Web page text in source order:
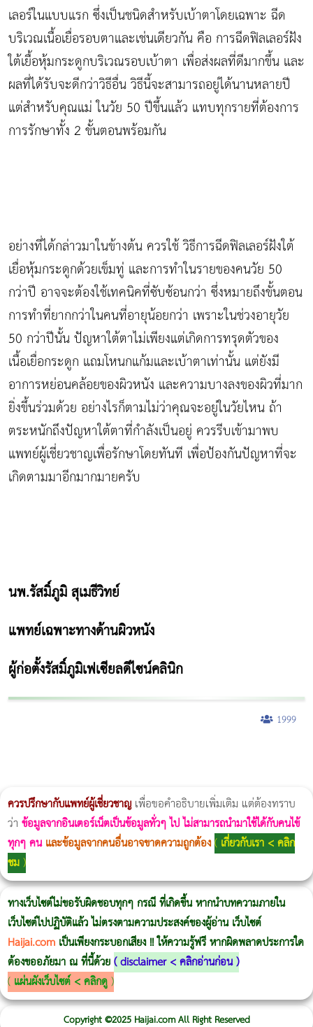
เลอร์ในแบบแรก ซึ่งเป็นชนิดสำหรับเบ้าตาโดยเฉพาะ ฉีด
บริเวณเนื้อเยื่อรอบตาและเช่นเดียวกัน คือ การฉีดฟิลเลอร์ฝัง
ใต้เยื้อหุ้มกระดูกบริเวณรอบเบ้าตา เพื่อส่งผลที่ดีมากขึ้น และ
ผลที่ได้รับจะดีกว่าวิธีอื่น วิธีนี้จะสามารถอยู่ได้นานหลายปี
แต่สำหรับคุณแม่ ในวัย 50 ปีขึ้นแล้ว แทบทุกรายที่ต้องการ
การรักษาทั้ง 2 ขั้นตอนพร้อมกัน
อย่างที่ได้กล่าวมาในข้างต้น ควรใช้ วิธีการฉีดฟิลเลอร์ฝังใต้
เยื่อหุ้มกระดูกด้วยเข็มทู่ และการทำในรายของคนวัย 50
กว่าปี อาจจะต้องใช้เทคนิคที่ซับซ้อนกว่า ซึ่งหมายถึงขั้นตอน
การทำที่ยากกว่าในคนที่อายุน้อยกว่า เพราะในช่วงอายุวัย
50 กว่าปีนั้น ปัญหาใต้ตาไม่เพียงแต่เกิดการทรุดตัวของ
เนื้อเยื่อกระดูก แถมโหนกแก้มและเบ้าตาเท่านั้น แต่ยังมี
อาการหย่อนคล้อยของผิวหนัง และความบางลงของผิวที่มาก
ยิ่งขึ้นร่วมด้วย อย่างไรก็ตามไม่ว่าคุณจะอยู่ในวัยไหน ถ้า
ตระหนักถึงปัญหาใต้ตาที่กำลังเป็นอยู่ ควรรีบเข้ามาพบ
แพทย์ผู้เชี่ยวชาญเพื่อรักษาโดยทันที เพื่อป้องกันปัญหาที่จะ
เกิดตามมาอีกมากมายครับ
นพ.รัสมิ์ภูมิ สุเมธีวิทย์
แพทย์เฉพาะทางด้านผิวหนัง
ผู้ก่อตั้งรัสมิ์ภูมิเฟเซียลดีไซน์คลินิก
1999
ควรปรึกษากับแพทย์ผู้เชี่ยวชาญเพื่อขอคำอธิบายเพิ่มเติม แต่ต้องทราบ
ว่า ข้อมูลจากอินเตอร์เน็ตเป็นข้อมูลทั่วๆ ไป ไม่สามารถนำมาใช้ได้กับคนไข้
ทุกๆ คน และข้อมูลจากคนอื่นอาจขาดความถูกต้อง( เกี่ยวกับเรา < คลิก
ชม)
ทางเว็บไซต์ไม่ขอรับผิดชอบทุกๆ กรณี ที่เกิดขึ้น หากนำบทความภายใน
เว็บไซต์ไปปฏิบัติแล้ว ไม่ตรงตามความประสงค์ของผู้อ่าน เว็บไซต์
Haijai.com เป็นเพียงกระบอกเสียง !! ให้ความรู้ฟรี หากผิดพลาดประการใด
ต้องขออภัยมา ณ ที่นี้ด้วย(disclaimer < คลิกอ่านก่อน)
( แผ่นผังเว็บไซต์ < คลิกดู)
Copyright ©2025 Haijai.com All Right Reserved